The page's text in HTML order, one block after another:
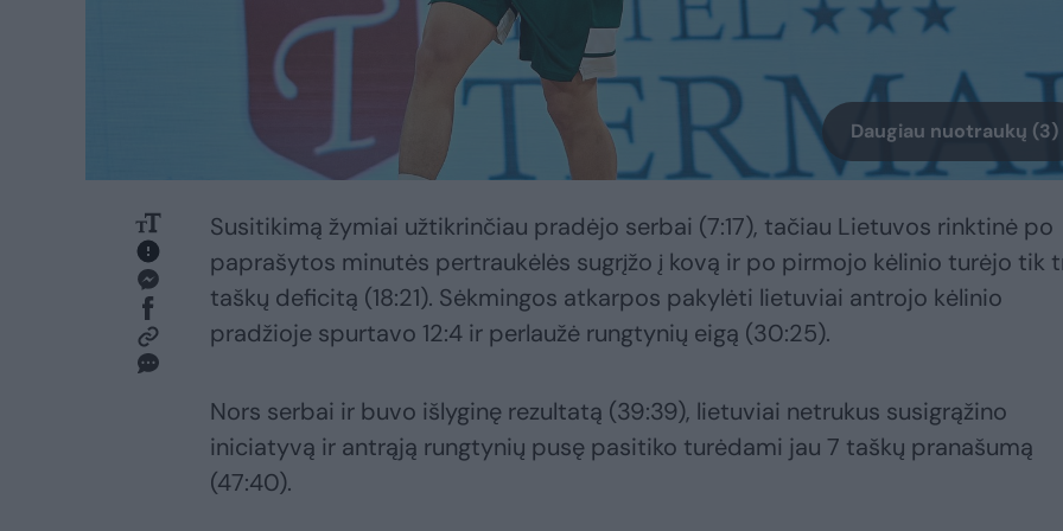
Daugiau nuotraukų (3)
Susitikimą žymiai užtikrinčiau pradėjo serbai (7:17), tačiau Lietuvos rinktinė po
paprašytos minutės pertraukėlės sugrįžo į kovą ir po pirmojo kėlinio turėjo tik
taškų deficitą (18:21). Sėkmingos atkarpos pakylėti lietuviai antrojo kėlinio
pradžioje spurtavo 12:4 ir perlaužė rungtynių eigą (30:25).
Nors serbai ir buvo išlyginę rezultatą (39:39), lietuviai netrukus susigrąžino
iniciatyvą ir antrąją rungtynių pusę pasitiko turėdami jau 7 taškų pranašumą
(47:40).